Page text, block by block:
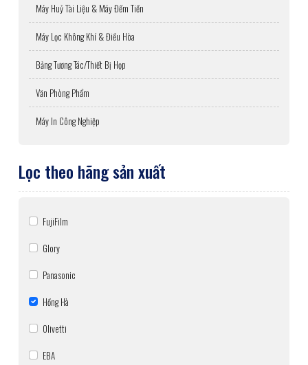
Máy Huỷ Tài Liệu & Máy Đếm Tiền
Máy Lọc Không Khí & Điều Hòa
Bảng Tương Tác/Thiết Bị Họp
Văn Phòng Phẩm
Máy In Công Nghiệp
Lọc theo hãng sản xuất
FujiFilm
Glory
Panasonic
Hồng Hà
Olivetti
EBA